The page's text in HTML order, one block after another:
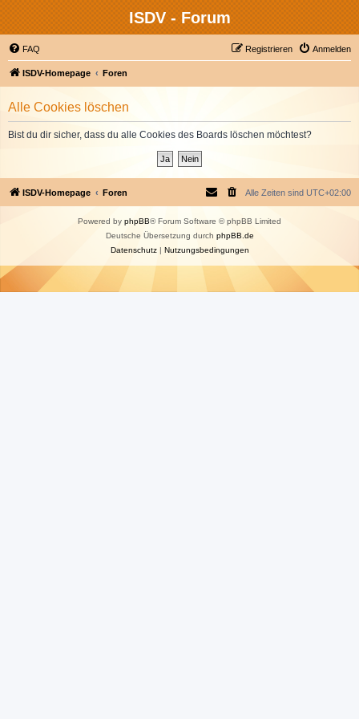
ISDV - Forum
FAQ Anmelden
Registrieren
ISDV-Homepage Foren
Alle Cookies löschen
Bist du dir sicher, dass du alle Cookies des Boards löschen möchtest?
ISDV-Homepage Foren Alle Zeiten sind UTC+02:00
Powered by phpBB® Forum Software © phpBB Limited
Deutsche Übersetzung durch phpBB.de
Datenschutz| Nutzungsbedingungen